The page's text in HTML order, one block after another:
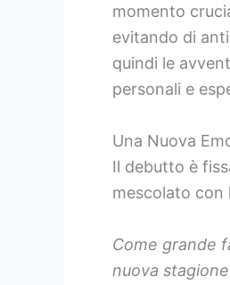
momento
evitando di
quindi le
personali e
Una Nuova
Il debutto è
mescolato con
Come grande
nuova